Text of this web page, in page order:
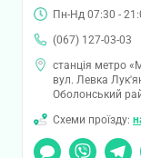
Пн-Нд 07:30 -
(067) 127-03-03
станція метро
вул. Левка
Оболонський
Схеми проїзду:
Чат
Viber